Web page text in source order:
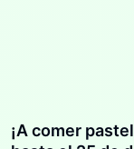
¡A comer